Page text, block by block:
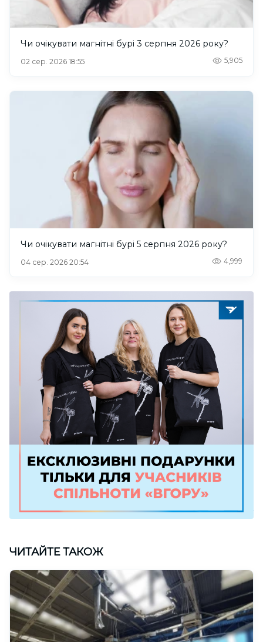
Чи очікувати магнітні бурі 3 серпня 2026 року?
02 сер. 2026 18:55 5,905
Чи очікувати магнітні бурі 5 серпня 2026 року?
04 сер. 2026 20:54 4,999
ЧИТАЙТЕ ТАКОЖ